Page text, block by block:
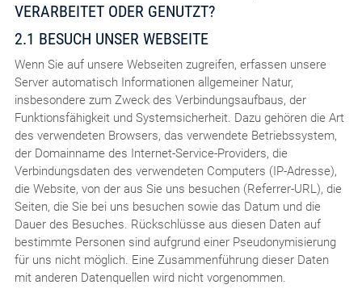
VERARBEITET ODER GENUTZT?
2.1 BESUCH UNSER WEBSEITE
Wenn Sie auf unsere Webseiten zugreifen, erfassen unsere
Server automatisch Informationen allgemeiner Natur,
insbesondere zum Zweck des Verbindungsaufbaus, der
Funktionsfähigkeit und Systemsicherheit. Dazu gehören die Art
des verwendeten Browsers, das verwendete Betriebssystem,
der Domainname des Internet-Service-Providers, die
Verbindungsdaten des verwendeten Computers (IP-Adresse),
die Website, von der aus Sie uns besuchen (Referrer-URL), die
Seiten, die Sie bei uns besuchen sowie das Datum und die
Dauer des Besuches. Rückschlüsse aus diesen Daten auf
bestimmte Personen sind aufgrund einer Pseudonymisierung
für uns nicht möglich. Eine Zusammenführung dieser Daten
mit anderen Datenquellen wird nicht vorgenommen.